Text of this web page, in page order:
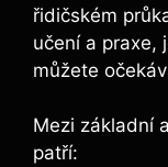
řidičském
učení a praxe,
můžete
Mezi základní
patří: